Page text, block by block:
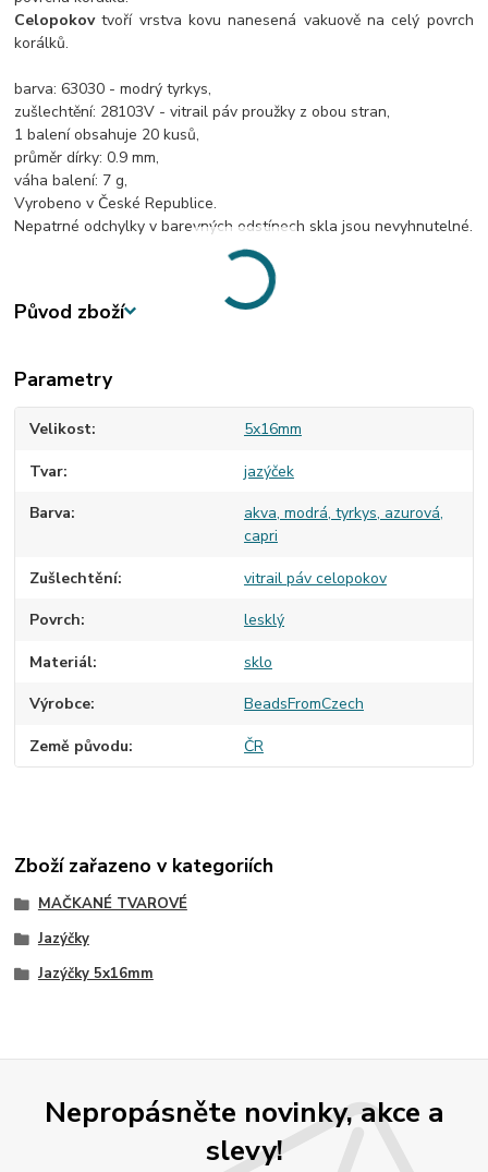
Celopokovtvoří vrstva kovu nanesená vakuově na celý povrch
korálků.
barva: 63030 - modrý tyrkys,
zušlechtění: 28103V - vitrail páv proužky z obou stran,
1 balení obsahuje 20 kusů,
průměr dírky: 0.9 mm,
váha balení: 7 g,
Vyrobeno v České Republice.
Nepatrné odchylky v barevných odstínech skla jsou nevyhnutelné.
Původ zboží
Parametry
Velikost 5x16mm
Tvar jazýček
Barva
akva, modrá, tyrkys, azurová,
capri
Zušlechtění vitrail páv celopokov
Povrch lesklý
Materiál sklo
Výrobce BeadsFromCzech
Země původu ČR
Zboží zařazeno v kategoriích
MAČKANÉ TVAROVÉ
Jazýčky
Jazýčky 5x16mm
Nepropásněte novinky, akce a
slevy!